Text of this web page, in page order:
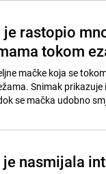
rastopio
tokom
mačke koja se
Snimak
se mačka udobno
nasmijala